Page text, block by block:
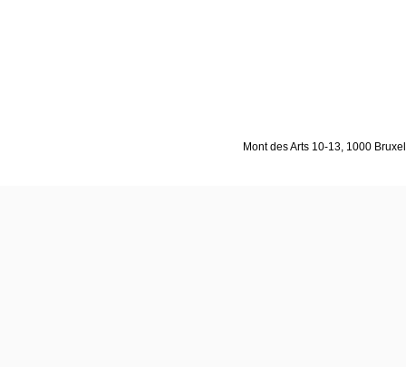
Mont des Arts 10-13, 1000